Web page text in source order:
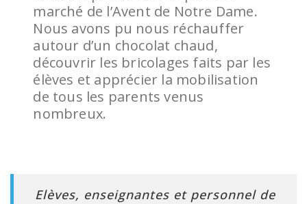
marché de l’Avent de Notre Dame.
Nous avons pu nous réchauffer
autour d’un chocolat chaud,
découvrir les bricolages faits par les
élèves et apprécier la mobilisation
de tous les parents venus
nombreux.
Elèves, enseignantes et personnel de